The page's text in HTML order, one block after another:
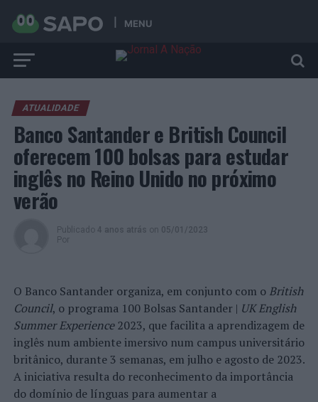
MENU
ATUALIDADE
Banco Santander e British Council
oferecem 100 bolsas para estudar
inglês no Reino Unido no próximo
verão
Publicado 4 anos atrás on 05/01/2023
Por
O Banco Santander organiza, em conjunto com o British
Council, o programa 100 Bolsas Santander | UK English
Summer Experience2023, que facilita a aprendizagem de
inglês num ambiente imersivo num campus universitário
britânico, durante 3 semanas, em julho e agosto de 2023.
A iniciativa resulta do reconhecimento da importância
do domínio de línguas para aumentar a